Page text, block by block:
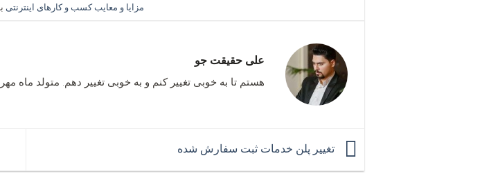
مزایا و معایب کسب و کارهای اینترنتی
علی حقیقت جو
هستم تا به خوبی تغییر کنم و به خوبی تغییر دهم. متولد ماه
تغییر پلن خدمات ثبت سفارش شده